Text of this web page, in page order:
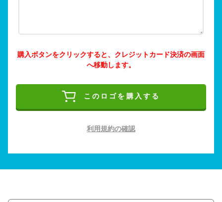
購入ボタンをクリックすると、クレジットカード決済の画面
へ移動します。
このロゴを購入する
利用規約の確認